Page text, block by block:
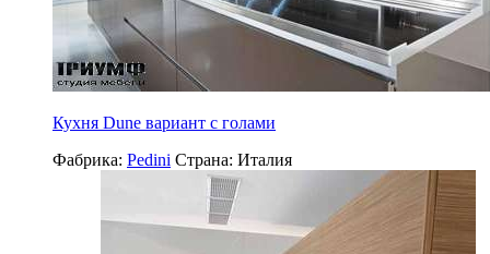
Кухня Dune вариант с голами
Фабрика: Pedini Страна: Италия